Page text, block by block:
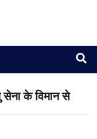
के विमान से